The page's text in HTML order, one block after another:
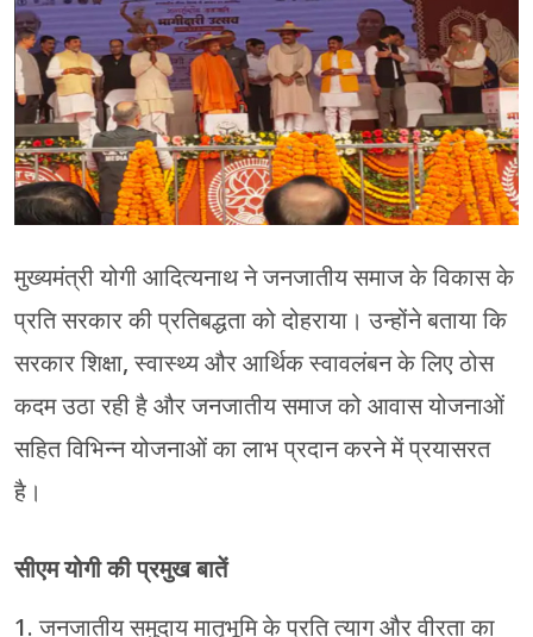
मुख्यमंत्री योगी आदित्यनाथ ने जनजातीय समाज के विकास के
प्रति सरकार की प्रतिबद्धता को दोहराया। उन्होंने बताया कि
सरकार शिक्षा, स्वास्थ्य और आर्थिक स्वावलंबन के लिए ठोस
कदम उठा रही है और जनजातीय समाज को आवास योजनाओं
सहित विभिन्न योजनाओं का लाभ प्रदान करने में प्रयासरत
है।
सीएम योगी की प्रमुख बातें
1. जनजातीय समुदाय मातृभूमि के प्रति त्याग और वीरता का